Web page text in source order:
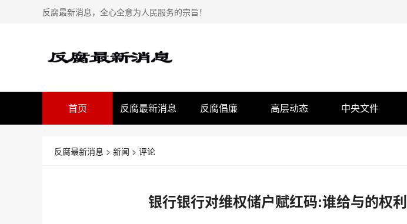
反腐最新消息，全心全意为人民服务的宗旨！
首页 反腐最新消息 反腐倡廉 高层动态 中央文件
反腐最新消息 > 新闻 > 评论
银行银行对维权储户赋红码:谁给与的权利